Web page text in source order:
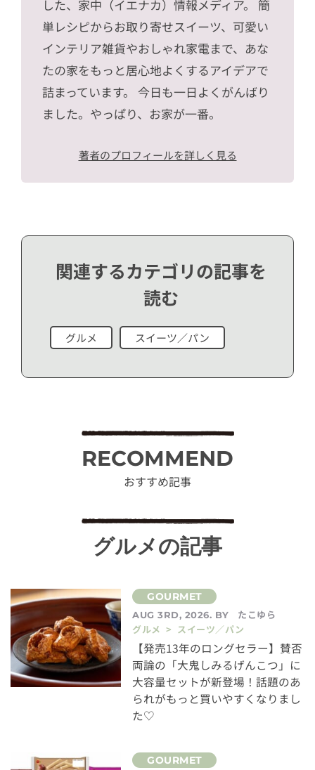
した、家中（イエナカ）情報メディア。 簡
単レシピからお取り寄せスイーツ、可愛い
インテリア雑貨やおしゃれ家電まで、あな
たの家をもっと居心地よくするアイデアで
詰まっています。 今日も一日よくがんばり
ました。やっぱり、お家が一番。
著者のプロフィールを詳しく見る
関連するカテゴリの記事を
読む
グルメ スイーツ／パン
RECOMMEND
おすすめ記事
グルメの記事
AUG 3RD, 2026. BY
たこゆら
グルメ > スイーツ／パン
【発売13年のロングセラー】賛否
両論の「大鬼しみるげんこつ」に
大容量セットが新登場！話題のあ
られがもっと買いやすくなりまし
た♡